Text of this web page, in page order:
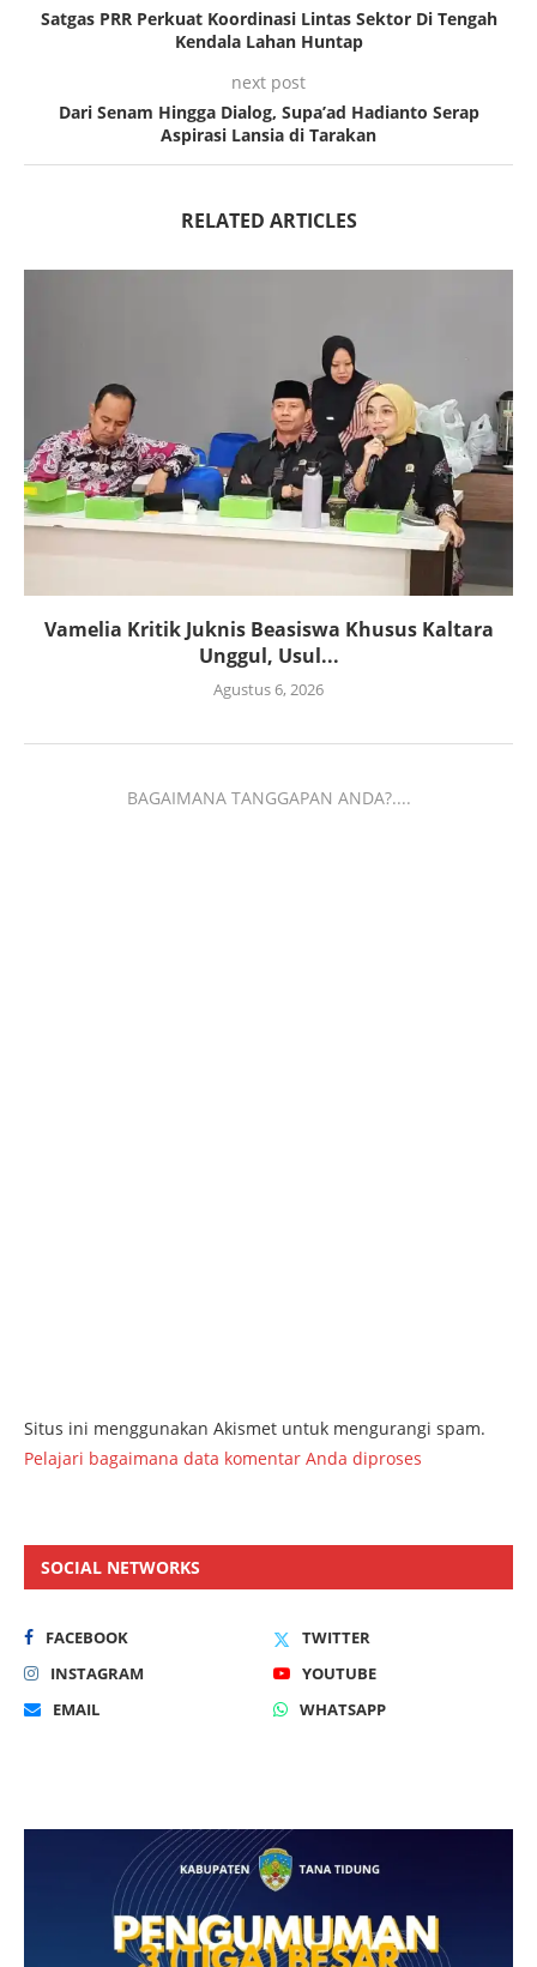
Satgas PRR Perkuat Koordinasi Lintas Sektor Di Tengah
Kendala Lahan Huntap
next post
Dari Senam Hingga Dialog, Supa’ad Hadianto Serap
Aspirasi Lansia di Tarakan
RELATED ARTICLES
Vamelia Kritik Juknis Beasiswa Khusus Kaltara
Unggul, Usul...
Agustus 6, 2026
BAGAIMANA TANGGAPAN ANDA?....
Situs ini menggunakan Akismet untuk mengurangi spam.
Pelajari bagaimana data komentar Anda diproses
SOCIAL NETWORKS
FACEBOOK
TWITTER
INSTAGRAM
YOUTUBE
EMAIL
WHATSAPP